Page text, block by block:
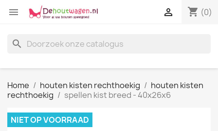
 shopping_cart (0)

search
Home houten kisten rechthoekig
houten kisten
rechthoekig
spellen kist breed - 40x26x6
NIET OP VOORRAAD